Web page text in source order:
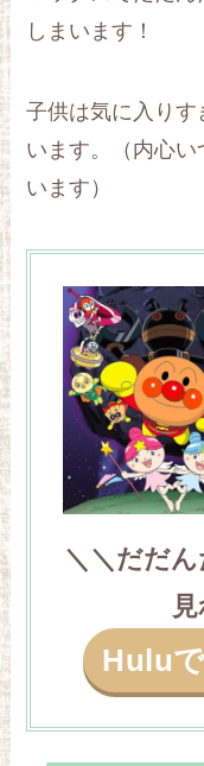
しまいます！
子供は気に入り
います。（内心
います）
＼＼だだ
Hulu